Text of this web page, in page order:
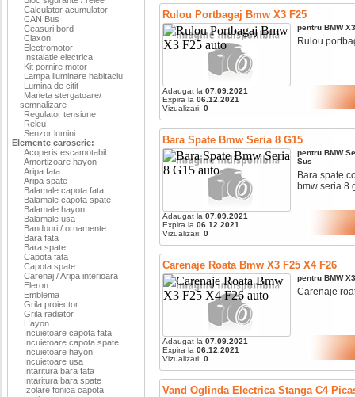
Calculator acumulator
CAN Bus
Ceasuri bord
Claxon
Electromotor
Instalatie electrica
Kit pornire motor
Lampa iluminare habitaclu
Lumina de citit
Maneta stergatoare/
semnalizare
Regulator tensiune
Releu
Senzor lumini
Elemente caroserie:
Acoperis escamotabil
Amortizoare hayon
Aripa fata
Aripa spate
Balamale capota fata
Balamale capota spate
Balamale hayon
Balamale usa
Bandouri / ornamente
Bara fata
Bara spate
Capota fata
Capota spate
Carenaj / Aripa interioara
Eleron
Emblema
Grila proiector
Grila radiator
Hayon
Incuietoare capota fata
Incuietoare capota spate
Incuietoare hayon
Incuietoare usa
Intaritura bara fata
Intaritura bara spate
Izolare fonica capota
Rulou Portbagaj Bmw X3 F25
Adaugat la 07.09.2021
Expira la 06.12.2021
Vizualizari: 0
pentru BMW X3
Rulou
Bara Spate Bmw Seria 8 G15
Adaugat la 07.09.2021
Expira la 06.12.2021
Vizualizari: 0
pentru BMW
Sus
Bara spate
bmw seria 8
Carenaje Roata Bmw X3 F25 X4 F26
Adaugat la 07.09.2021
Expira la 06.12.2021
Vizualizari: 0
pentru BMW X3
Carenaje
Vand Oglinda Electrica Stanga C4